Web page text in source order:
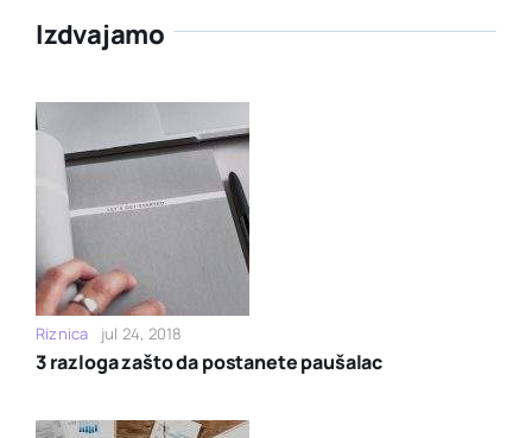
Izdvajamo
Riznica jul 24, 2018
3 razloga zašto da postanete paušalac